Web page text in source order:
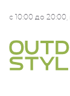
с 10:00 до 20:00,